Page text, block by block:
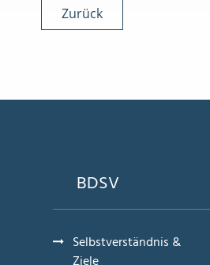
Zurück
BDSV
Selbstverständnis &